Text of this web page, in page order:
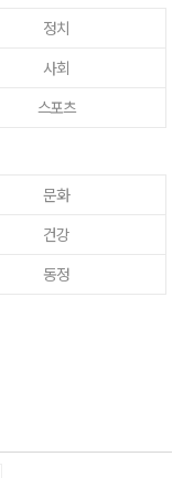
정치
사회
스포츠
문화
건강
동정